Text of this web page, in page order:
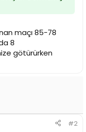
maçı 85-78
8
götürürken
#2